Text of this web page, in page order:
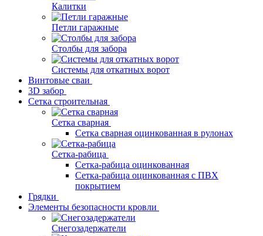
Калитки
Петли гаражные
Столбы для забора
Системы для откатных ворот
Винтовые сваи
3D забор
Сетка строительная
Сетка сварная
Сетка сварная оцинкованная в рулонах
Сетка-рабица
Сетка-рабица оцинкованная
Сетка-рабица оцинкованная с ПВХ
покрытием
Грядки
Элементы безопасности кровли
Снегозадержатели